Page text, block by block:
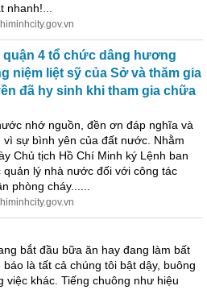
quận 4 tổ chức dâng hương
niệm liệt sỹ của Sở và thăm gia
đã hy sinh khi tham gia chữa
nhớ nguồn, đền ơn đáp nghĩa và
sự bình yên của đất nước. Nhằm
Chủ tịch Hồ Chí Minh ký Lệnh ban
quản lý nhà nước đối với công tác
phòng cháy......
bắt đầu bữa ăn hay đang làm bất
là tất cả chúng tôi bật dậy, buông
việc khác. Tiếng chuông như hiệu